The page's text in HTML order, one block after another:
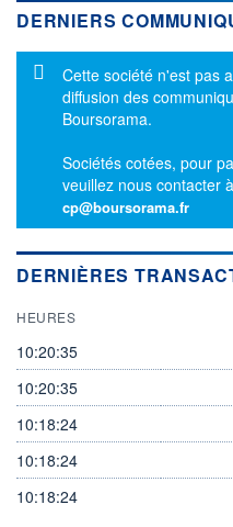
DERNIERS
Message
Cette société n'est pas
diffusion des
Boursorama.
Sociétés cotées, pour
veuillez nous contacter
cp@boursorama.fr
DERNIÈRES
HEURES
10:20:35
10:20:35
10:18:24
10:18:24
10:18:24